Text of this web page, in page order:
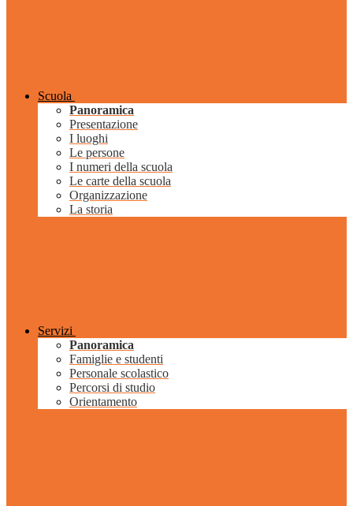
Scuola
Panoramica
Presentazione
I luoghi
Le persone
I numeri della scuola
Le carte della scuola
Organizzazione
La storia
Servizi
Panoramica
Famiglie e studenti
Personale scolastico
Percorsi di studio
Orientamento